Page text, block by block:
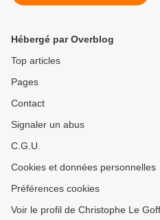
Hébergé par Overblog
Top articles
Pages
Contact
Signaler un abus
C.G.U.
Cookies et données personnelles
Préférences cookies
Voir le profil de Christophe Le